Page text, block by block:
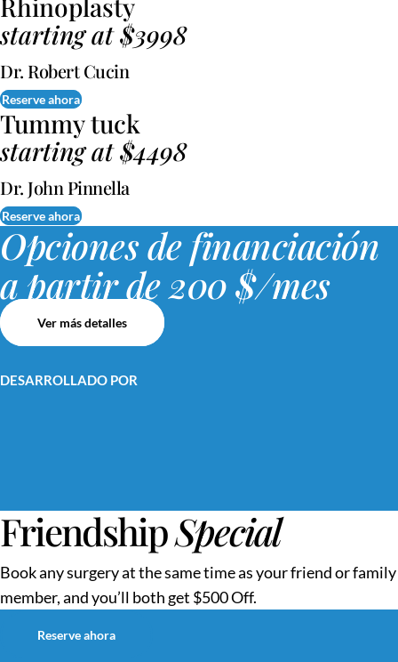
Rhinoplasty
starting at $3998
Dr. Robert Cucin
Reserve ahora
Tummy tuck
starting at $4498
Dr. John Pinnella
Reserve ahora
Opciones de financiación
a partir de 200 $/mes
Ver más detalles
DESARROLLADO POR
FriendshipSpecial
Book any surgery at the same time as your friend or family
member, and you’ll both get $500 Off.
Reserve ahora